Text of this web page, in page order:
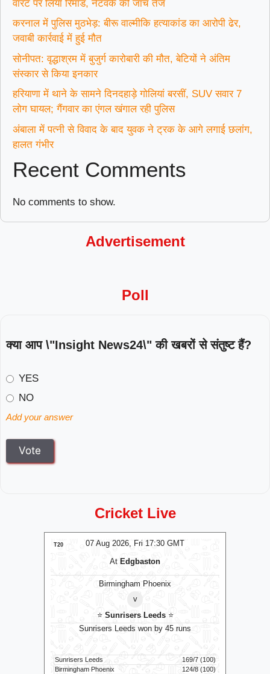
वारंट पर लिया रिमांड, नेटवर्क की जांच तेज
करनाल में पुलिस मुठभेड़: बीरू वाल्मीकि हत्याकांड का आरोपी ढेर,
जवाबी कार्रवाई में हुई मौत
सोनीपत: वृद्धाश्रम में बुजुर्ग कारोबारी की मौत, बेटियों ने अंतिम
संस्कार से किया इनकार
हरियाणा में थाने के सामने दिनदहाड़े गोलियां बरसीं, SUV सवार 7
लोग घायल; गैंगवार का एंगल खंगाल रही पुलिस
अंबाला में पत्नी से विवाद के बाद युवक ने ट्रक के आगे लगाई छलांग,
हालत गंभीर
Recent Comments
No comments to show.
Advertisement
Poll
क्या आप \"Insight News24\" की खबरों से संतुष्ट हैं?
YES
NO
Add your answer
Cricket Live
07 Aug 2026, Fri 17:30 GMT
T20
At Edgbaston
Birmingham Phoenix
v
⭐Sunrisers Leeds ⭐
Sunrisers Leeds won by 45 runs
Sunrisers Leeds
169/7 (100)
Birmingham Phoenix
124/8 (100)